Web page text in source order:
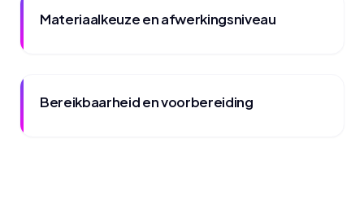
Materiaalkeuze en afwerkingsniveau
Bereikbaarheid en voorbereiding